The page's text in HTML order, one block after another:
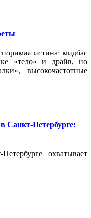
истина: мидбас
«тело» и драйв, но
высокочастотные
Санкт-Петербурге:
охватывает